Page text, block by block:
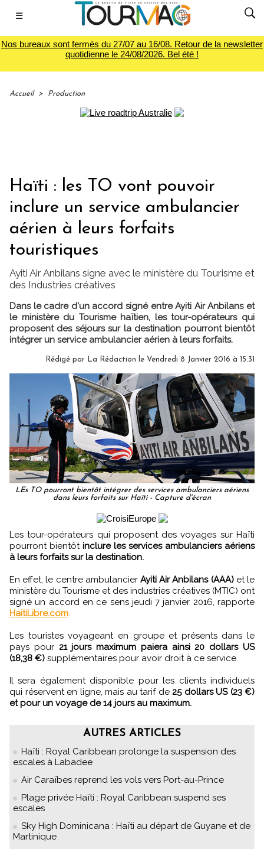
☰
Nos bureaux sont fermés du 27/07 au 16/08. Retour de la newsletter
quotidienne le 24/08/2026. Bel été !
Accueil > Production
Haïti : les TO vont pouvoir
inclure un service ambulancier
aérien à leurs forfaits
touristiques
Ayiti Air Anbilans signe avec le ministère du Tourisme et
des Industries créatives
Dans le cadre d'un accord signé entre Ayiti Air Anbilans et
le ministère du Tourisme haïtien, les tour-opérateurs qui
proposent des séjours sur la destination pourront bientôt
intégrer un service ambulancier aérien à leurs forfaits.
Rédigé par La Rédaction le Vendredi 8 Janvier 2016 à 15:31
LEs TO pourront bientôt intégrer des services ambulanciers aériens
dans leurs forfaits sur Haïti - Capture d'écran
Les tour-opérateurs qui proposent des voyages sur Haïti
pourront bientôt inclure les services ambulanciers aériens
à leurs forfaits sur la destination.
En effet, le centre ambulancier Ayiti Air Anbilans (AAA)et le
ministère du Tourisme et des industries créatives (MTIC) ont
signé un accord en ce sens jeudi 7 janvier 2016, rapporte
HaitiLibre.com.
Les touristes voyageant en groupe et présents dans le
pays pour 21 jours maximum paiera ainsi 20 dollars US
(18,38 €) supplémentaires pour avoir droit à ce service.
Il sera également disponible pour les clients individuels
qui réservent en ligne, mais au tarif de 25 dollars US (23 €)
et pour un voyage de 14 jours au maximum.
AUTRES ARTICLES
Haïti : Royal Caribbean prolonge la suspension des
escales à Labadee
Air Caraïbes reprend les vols vers Port-au-Prince
Plage privée Haïti : Royal Caribbean suspend ses
escales
Sky High Dominicana : Haïti au départ de Guyane et de
Martinique